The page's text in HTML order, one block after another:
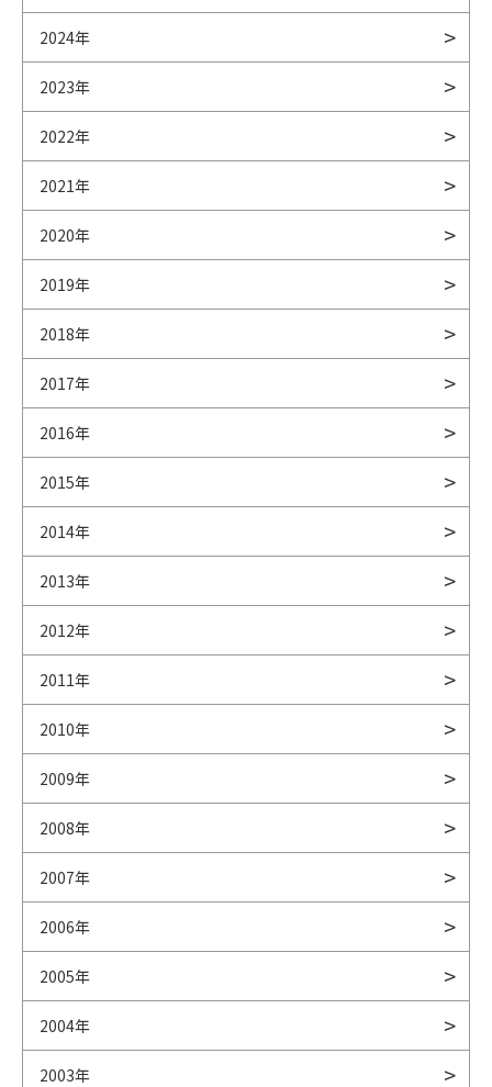
2024年
2023年
2022年
2021年
2020年
2019年
2018年
2017年
2016年
2015年
2014年
2013年
2012年
2011年
2010年
2009年
2008年
2007年
2006年
2005年
2004年
2003年